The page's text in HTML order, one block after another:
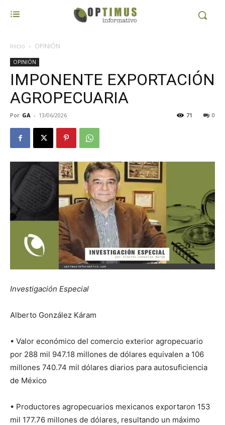
Inicio OPINIÓN
OPINIÓN
IMPONENTE EXPORTACIÓN
AGROPECUARIA
Por GA - 13/06/2026 0
71
Investigación Especial
Alberto González Káram
• Valor económico del comercio exterior agropecuario
por 288 mil 947.18 millones de dólares equivalen a 106
millones 740.74 mil dólares diarios para autosuficiencia
de México
• Productores agropecuarios mexicanos exportaron 153
mil 177.76 millones de dólares, resultando un máximo